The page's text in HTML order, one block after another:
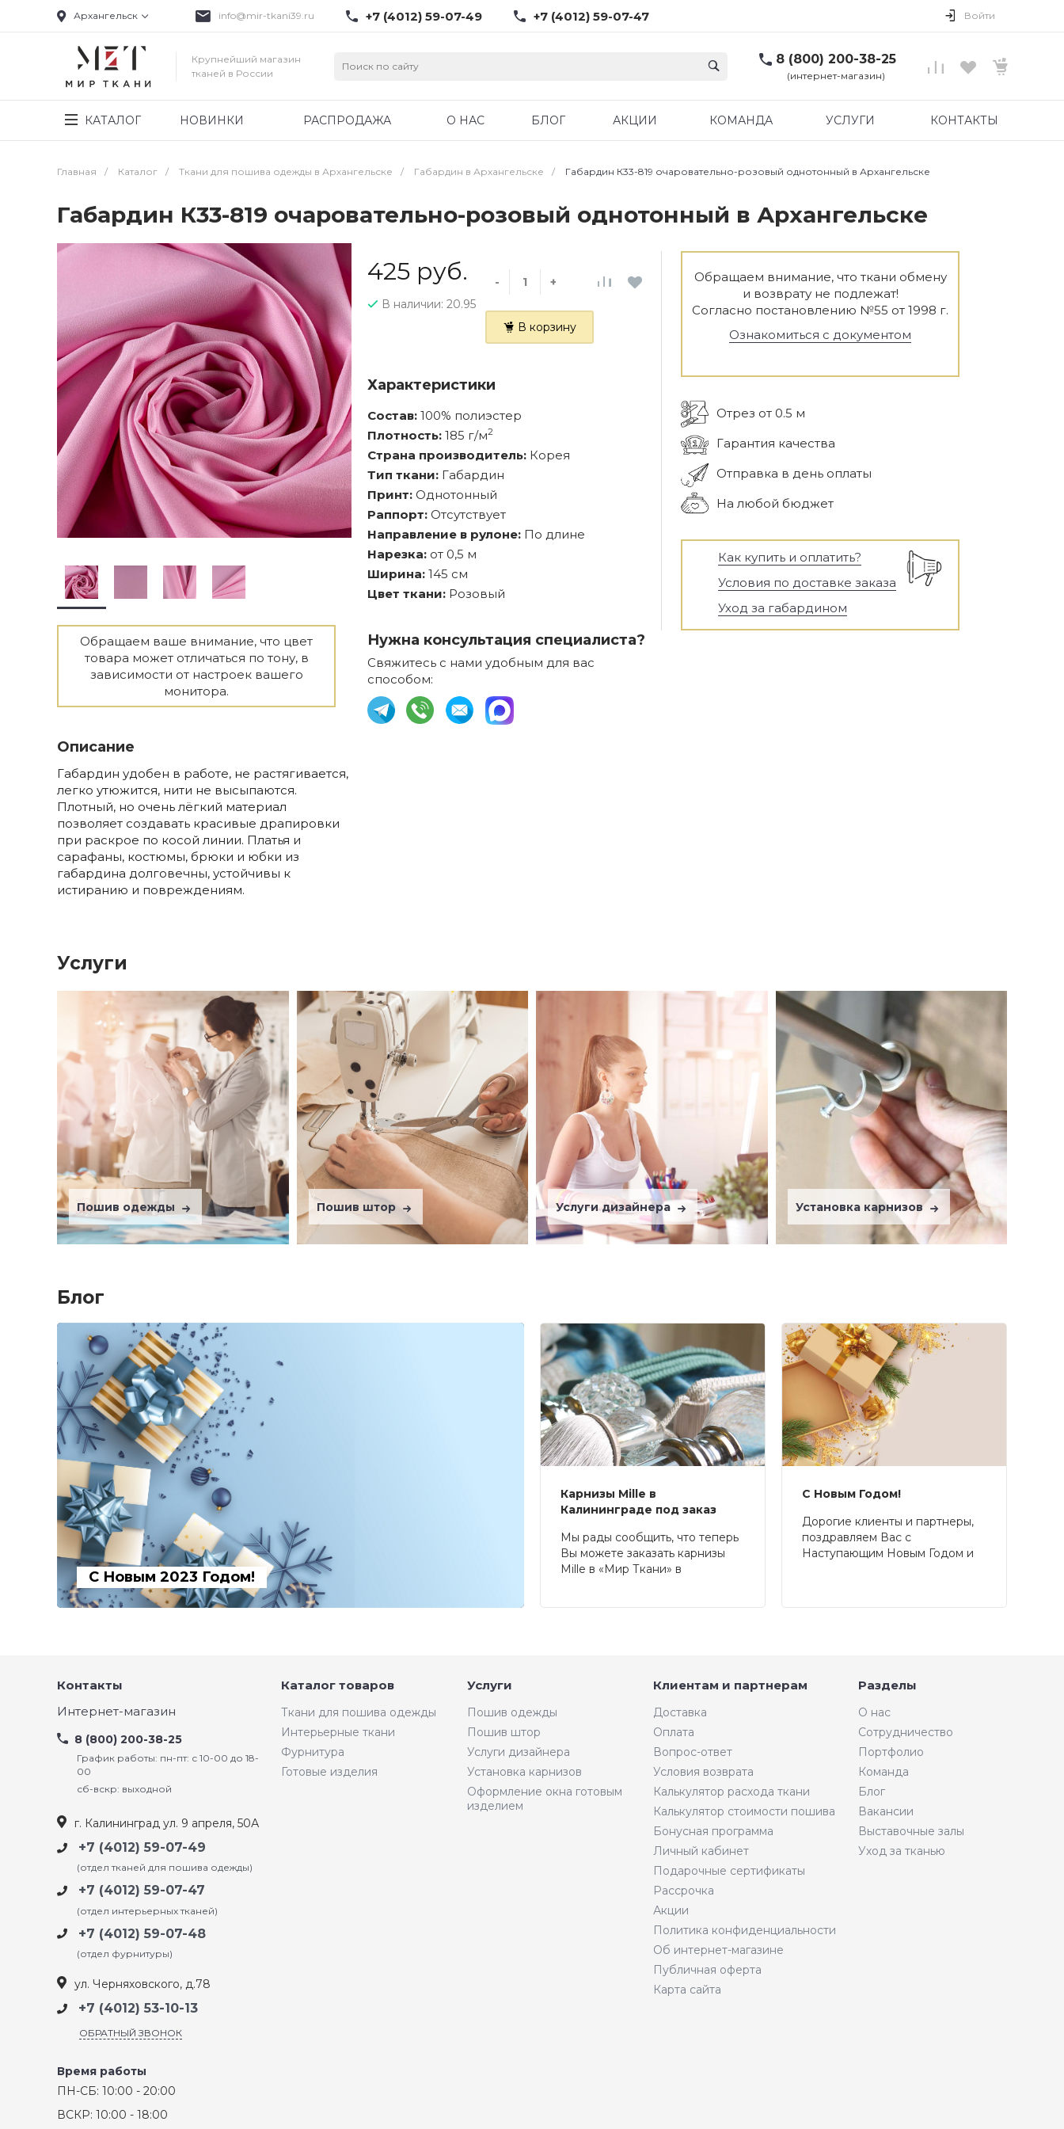
Архангельск info@mir-tkani39.ru +7 (4012) 59-07-49 +7 (4012) 59-07-47 Войти
Крупнейший магазин
тканей в России
8 (800) 200-38-25
(интернет-магазин)
КАТАЛОГ НОВИНКИ РАСПРОДАЖА О НАС БЛОГ АКЦИИ КОМАНДА УСЛУГИ КОНТАКТЫ
Главная / Каталог / Ткани для пошива одежды в Архангельске / Габардин в Архангельске / Габардин К33-819 очаровательно-розовый однотонный в Архангельске
Габардин К33-819 очаровательно-розовый однотонный в Архангельске
Обращаем ваше внимание, что цвет
товара может отличаться по тону, в
зависимости от настроек вашего
монитора.
Описание
Габардин удобен в работе, не растягивается,
легко утюжится, нити не высыпаются.
Плотный, но очень лёгкий материал
позволяет создавать красивые драпировки
при раскрое по косой линии. Платья и
сарафаны, костюмы, брюки и юбки из
габардина долговечны, устойчивы к
истиранию и повреждениям.
425 руб.
В наличии: 20.95
- +
В корзину
Характеристики
Состав: 100% полиэстер
Плотность: 185 г/м2
Страна производитель: Корея
Тип ткани: Габардин
Принт: Однотонный
Раппорт: Отсутствует
Направление в рулоне: По длине
Нарезка: от 0,5 м
Ширина: 145 см
Цвет ткани: Розовый
Нужна консультация специалиста?
Свяжитесь с нами удобным для вас
способом:
Обращаем внимание, что ткани обмену
и возврату не подлежат!
Согласно постановлению №55 от 1998 г.
Ознакомиться с документом
Отрез от 0.5 м
Гарантия качества
Отправка в день оплаты
На любой бюджет
Как купить и оплатить?
Условия по доставке заказа
Уход за габардином
Услуги
Пошив одежды Пошив штор Услуги дизайнера Установка карнизов
Блог
С Новым 2023 Годом!
Карнизы Mille в
Калининграде под заказ
Мы рады сообщить, что теперь
Вы можете заказать карнизы
Mille в «Мир Ткани» в
С Новым Годом!
Дорогие клиенты и партнеры,
поздравляем Вас с
Наступающим Новым Годом и
Контакты
Интернет-магазин
8 (800) 200-38-25
График работы: пн-пт: с 10-00 до 18-
00
сб-вскр: выходной
г. Калининград ул. 9 апреля, 50А
+7 (4012) 59-07-49
(отдел тканей для пошива одежды)
+7 (4012) 59-07-47
(отдел интерьерных тканей)
+7 (4012) 59-07-48
(отдел фурнитуры)
ул. Черняховского, д.78
+7 (4012) 53-10-13
ОБРАТНЫЙ ЗВОНОК
Время работы
ПН-СБ: 10:00 - 20:00
ВСКР: 10:00 - 18:00
Каталог товаров
Ткани для пошива одежды
Интерьерные ткани
Фурнитура
Готовые изделия
Услуги
Пошив одежды
Пошив штор
Услуги дизайнера
Установка карнизов
Оформление окна готовым
изделием
Клиентам и партнерам
Доставка
Оплата
Вопрос-ответ
Условия возврата
Калькулятор расхода ткани
Калькулятор стоимости пошива
Бонусная программа
Личный кабинет
Подарочные сертификаты
Рассрочка
Акции
Политика конфиденциальности
Об интернет-магазине
Публичная оферта
Карта сайта
Разделы
О нас
Сотрудничество
Портфолио
Команда
Блог
Вакансии
Выставочные залы
Уход за тканью